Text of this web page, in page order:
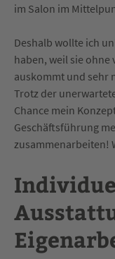
im Salon im
Deshalb wollte ich
haben, weil sie ohne
auskommt und sehr
Trotz der
Chance mein
Geschäftsführung
zusammenarbeiten!